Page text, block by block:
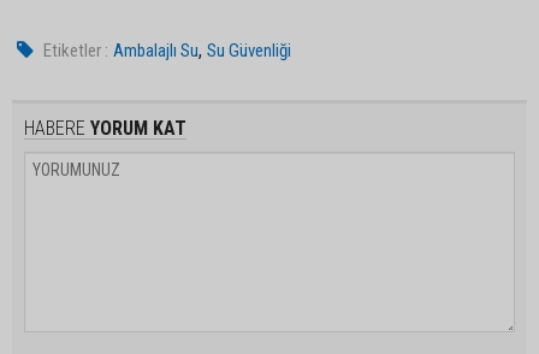
Etiketler : Ambalajlı Su,Su Güvenliği
HABERE YORUM KAT